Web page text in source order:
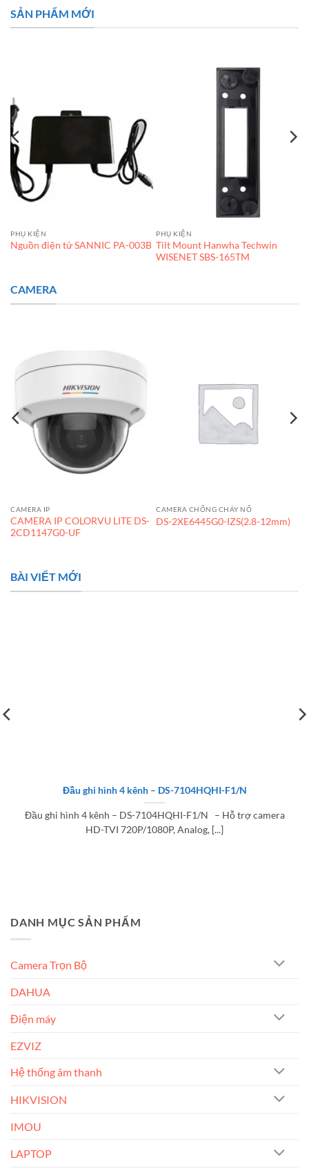
SẢN PHẨM MỚI
PHỤ KIỆN
Nguồn điện tử SANNIC PA-003B
PHỤ KIỆN
Tilt Mount Hanwha Techwin
WISENET SBS-165TM
CAMERA
CAMERA IP
CAMERA IP COLORVU LITE DS-
2CD1147G0-UF
CAMERA CHỐNG CHÁY NỔ
DS-2XE6445G0-IZS(2.8-12mm)
BÀI VIẾT MỚI
Đầu ghi hình 4 kênh – DS-7104HQHI-F1/N
Đầu ghi hình 4 kênh – DS-7104HQHI-F1/N – Hỗ trợ camera
HD-TVI 720P/1080P, Analog, [...]
DANH MỤC SẢN PHẨM
Camera Trọn Bộ
DAHUA
Điện máy
EZVIZ
Hệ thống âm thanh
HIKVISION
IMOU
LAPTOP